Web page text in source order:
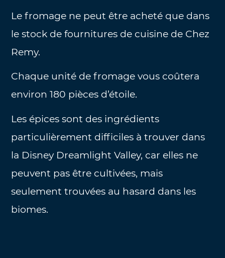
Le fromage ne peut être acheté que dans
le stock de fournitures de cuisine de Chez
Remy.
Chaque unité de fromage vous coûtera
environ 180 pièces d’étoile.
Les épices sont des ingrédients
particulièrement difficiles à trouver dans
la Disney Dreamlight Valley, car elles ne
peuvent pas être cultivées, mais
seulement trouvées au hasard dans les
biomes.